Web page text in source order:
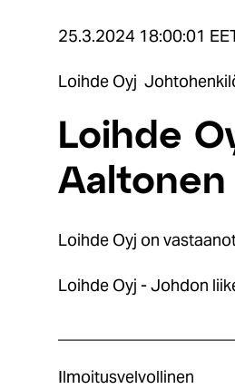
25.3.2024 18:00:01
Loihde Oyj
Loihde
Aaltonen
Loihde Oyj on
Loihde Oyj - Johdon
Ilmoitusvelvollinen